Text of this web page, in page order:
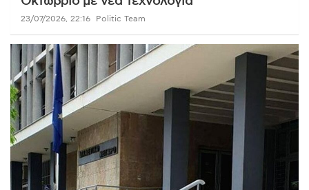
23/07/2026, 22:16 Politic Team